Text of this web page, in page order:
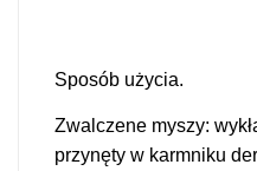
Sposób użycia.
Zwalczene myszy:
przynęty w karmniku